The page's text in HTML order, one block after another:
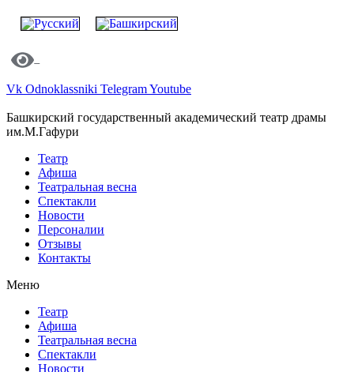
Vk Odnoklassniki TelegramYoutube
Башкирский государственный академический театр драмы
им.М.Гафури
Театр
Афиша
Театральная весна
Спектакли
Новости
Персоналии
Отзывы
Контакты
Меню
Театр
Афиша
Театральная весна
Спектакли
Новости